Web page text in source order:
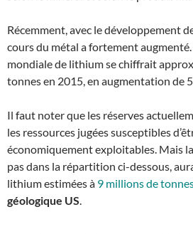
Récemment, avec le développement
cours du métal a fortement
mondiale de lithium se chiffrait
tonnes en 2015, en augmentation de
Il faut noter que les réserves
les ressources jugées susceptibles
économiquement exploitables. Mais la
pas dans la répartition ci-dessous,
lithium estimées à 9 millions de
géologique US.